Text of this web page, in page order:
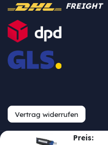
Preis:
FREIGHT
Vertrag widerrufen